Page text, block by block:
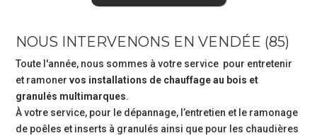
NOUS INTERVENONS EN VENDÉE (85)
Toute l'année, nous sommes à votre service pour entretenir
et ramonervos installations de chauffage au bois et
granulés multimarques.
À votre service, pour le dépannage, l’entretien et le ramonage
de poêles et inserts à granulés ainsi que pour les chaudières